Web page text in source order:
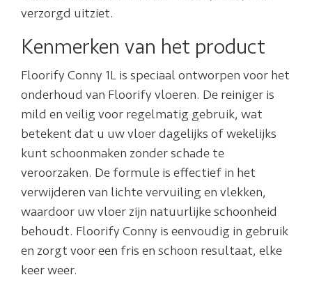
verzorgd uitziet.
Kenmerken van het product
Floorify Conny 1L is speciaal ontworpen voor het
onderhoud van Floorify vloeren. De reiniger is
mild en veilig voor regelmatig gebruik, wat
betekent dat u uw vloer dagelijks of wekelijks
kunt schoonmaken zonder schade te
veroorzaken. De formule is effectief in het
verwijderen van lichte vervuiling en vlekken,
waardoor uw vloer zijn natuurlijke schoonheid
behoudt. Floorify Conny is eenvoudig in gebruik
en zorgt voor een fris en schoon resultaat, elke
keer weer.